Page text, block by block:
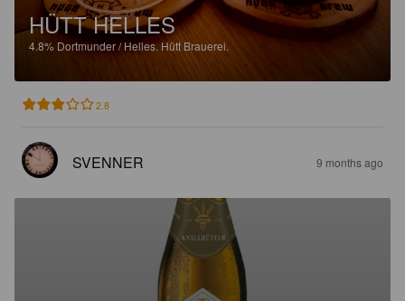
HÜTT HELLES
4.8% Dortmunder / Helles.Hütt Brauerei.
2.8
SVENNER 9 months ago